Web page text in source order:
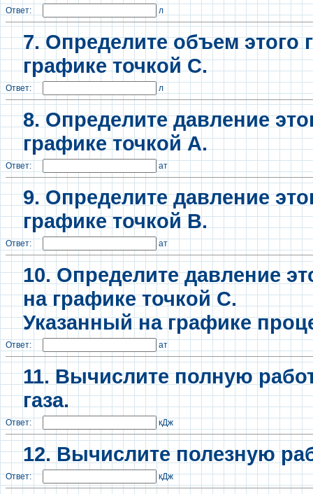
Ответ: л
7. Определите объем этого
графике точкой С.
Ответ: л
8. Определите давление
графике точкой А.
Ответ: ат
9. Определите давление
графике точкой В.
Ответ: ат
10. Определите давление
на графике точкой С.
Указанный на графике
Ответ: ат
11. Вычислите полную
газа.
Ответ: кДж
12. Вычислите полезную
Ответ: кДж